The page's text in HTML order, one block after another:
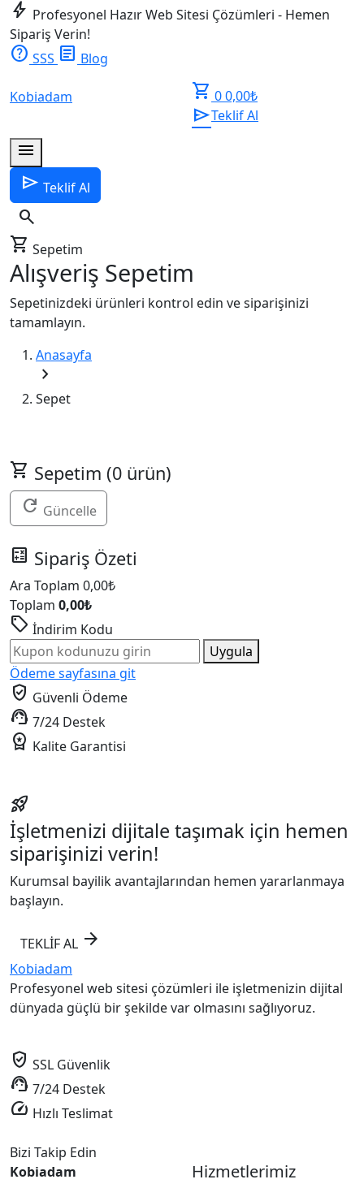
bolt Profesyonel Hazır Web Sitesi Çözümleri - Hemen
Sipariş Verin!
help SSS article Blog
Kobiadam shopping_cart 00,00₺
sendTeklif Al
menu
send Teklif Al
search
shopping_cart Sepetim
Alışveriş Sepetim
Sepetinizdeki ürünleri kontrol edin ve siparişinizi
tamamlayın.
Anasayfa
chevron_right
Sepet
shopping_cart Sepetim (0 ürün)
refresh Güncelle
calculate Sipariş Özeti
Ara Toplam 0,00₺
Toplam 0,00₺
sell İndirim Kodu
Uygula
Ödeme sayfasına git
verified_user Güvenli Ödeme
support_agent 7/24 Destek
workspace_premium Kalite Garantisi
rocket_launch
İşletmenizi dijitale taşımak için hemen
siparişinizi verin!
Kurumsal bayilik avantajlarından hemen yararlanmaya
başlayın.
TEKLİF AL arrow_forward
Kobiadam
Profesyonel web sitesi çözümleri ile işletmenizin dijital
dünyada güçlü bir şekilde var olmasını sağlıyoruz.
verified_user SSL Güvenlik
support_agent 7/24 Destek
speed Hızlı Teslimat
Bizi Takip Edin
Kobiadam
Hizmetlerimiz